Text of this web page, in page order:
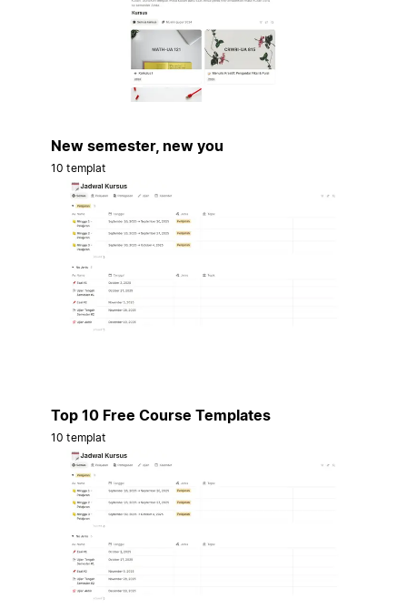
New semester, new you
10 templat
Top 10 Free Course Templates
10 templat